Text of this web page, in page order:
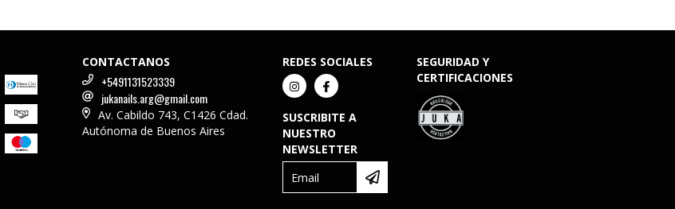
CONTACTANOS
+5491131523339
jukanails.arg@gmail.com
Av. Cabildo 743, C1426 Cdad.
Autónoma de Buenos Aires
REDES SOCIALES
SUSCRIBITE A
NUESTRO
NEWSLETTER
SEGURIDAD Y
CERTIFICACIONES